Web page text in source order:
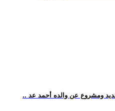
ومشروع عن والده أحمد عد